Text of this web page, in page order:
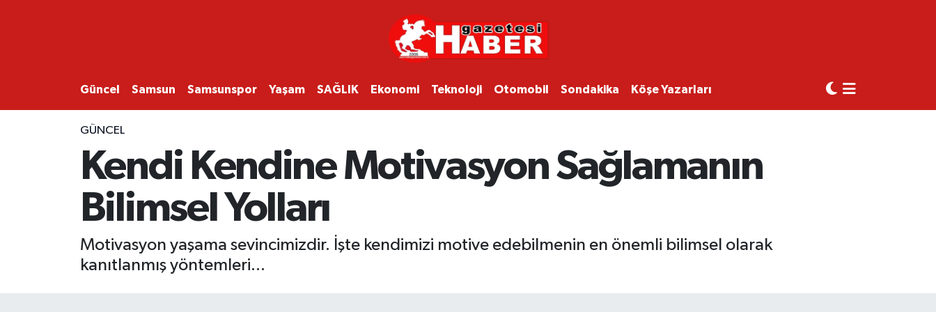
Güncel Samsun Samsunspor Yaşam SAĞLIK Ekonomi Teknoloji Otomobil Sondakika Köşe Yazarları
GÜNCEL
Kendi Kendine Motivasyon Sağlamanın
Bilimsel Yolları
Motivasyon yaşama sevincimizdir. İşte kendimizi motive edebilmenin en önemli bilimsel olarak
kanıtlanmış yöntemleri...
SAMSUN
SAMSUNSPOR
EKONOMİ